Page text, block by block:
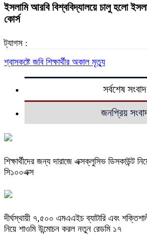
ইসলামি আরবি বিশ্ববিদ্যালয়ে চালু হলো
কোর্স
ট্যাগস :
শ্বাসকষ্টে জবি শিক্ষার্থীর অকাল মৃত্যু
সর্বশেষ সংবাদ
জনপ্রিয়
শিক্ষার্থীদের জন্য দারাজে এক্সক্লুসিভ ডিসকাউন্ট
সি১০০এক্স
দীর্ঘস্থায়ী ৭,৫০০ এমএএইচ ব্যাটারি এবং
নিয়ে শাওমি উন্মোচন করল নতুন রেডমি ১৭